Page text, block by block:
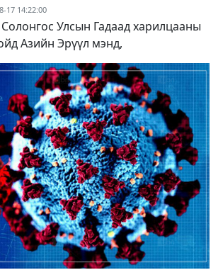
17 14:22:00
Улсын Гадаад харилцааны
Азийн Эрүүл мэнд,